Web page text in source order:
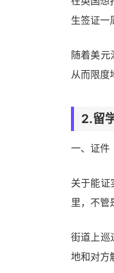
生签证一
随着美元
从而限度
2.留
一、证件
关于能证
里，不管
街道上巡
地和对方